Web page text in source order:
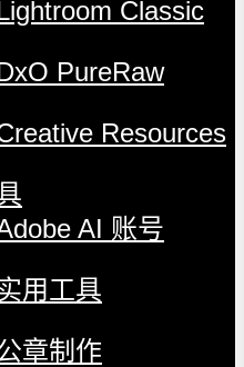
Classic
PureRaw
Resources
AI 账号
用工具
章制作